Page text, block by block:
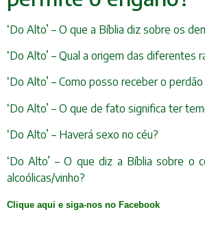
‘Do Alto’ – O que a Bíblia diz sobre os
‘Do Alto’ – Qual a origem das diferentes
‘Do Alto’ – Como posso receber o
‘Do Alto’ – O que de fato significa ter
‘Do Alto’ – Haverá sexo no céu?
‘Do Alto’ – O que diz a Bíblia sobre o
alcoólicas/vinho?
Clique aqui e siga-nos no Facebook